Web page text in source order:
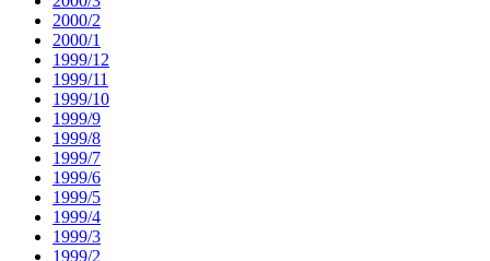
2000/2
2000/1
1999/12
1999/11
1999/10
1999/9
1999/8
1999/7
1999/6
1999/5
1999/4
1999/3
1999/2